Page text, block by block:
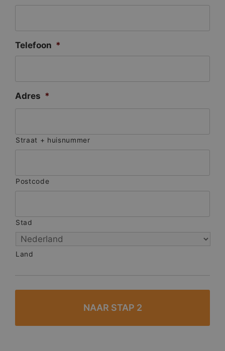
Telefoon *
Adres *
Straat + huisnummer
Postcode
Stad
Land